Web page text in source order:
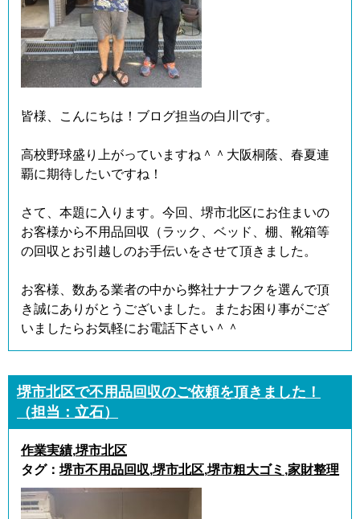
皆様、こんにちは！ブログ担当の白川です。
高校野球盛り上がっていますね＾＾大阪桐蔭、春夏連
覇に期待したいですね！
さて、本題に入ります。今回、堺市北区にお住まいの
お客様から不用品回収（ラック、ベッド、棚、靴箱等
の回収とお引越しのお手伝いをさせて頂きました。
お客様、数ある業者の中から弊社ナナフクを選んで頂
き誠にありがとうございました。またお困り事がござ
いましたらお気軽にお電話下さい＾＾
堺市北区で不用品回収のご依頼を頂きました！
（担当：立石）
作業実績,堺市北区
タグ： 堺市不用品回収,堺市北区,堺市粗大ゴミ ,家財整理